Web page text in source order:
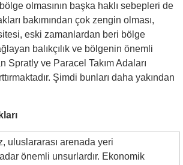
olmasının başka haklı sebepleri de
bakımından çok zengin olması,
eski zamanlardan beri bölge
balıkçılık ve bölgenin önemli
Spratly ve Paracel Takım Adaları
Şimdi bunları daha yakından
uluslararası arenada yeri
önemli unsurlardır. Ekonomik